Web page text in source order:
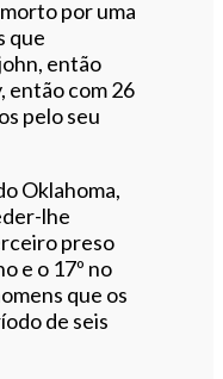
por uma
que
então
então com 26
pelo seu
Oklahoma,
lhe
preso
e o 17º no
que os
de seis